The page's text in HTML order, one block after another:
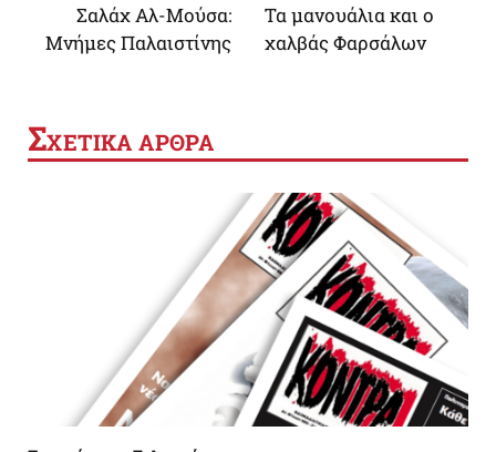
Σαλάχ Αλ-Μούσα:
Μνήμες Παλαιστίνης
Τα μανουάλια και ο
χαλβάς Φαρσάλων
ΣΧΕΤΙΚΑ ΑΡΘΡΑ